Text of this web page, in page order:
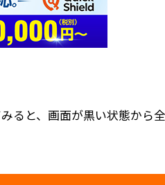
と、画面が黒い状態から全